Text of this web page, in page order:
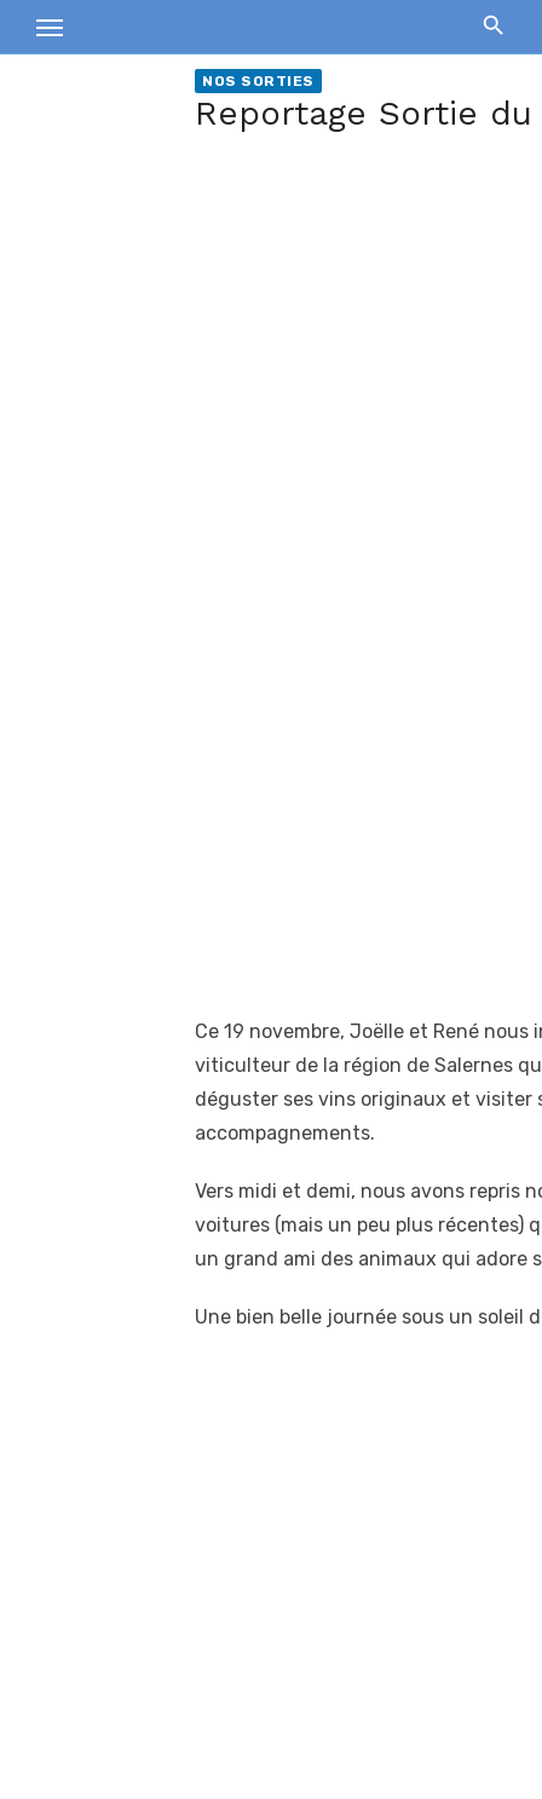
to
NOS SORTIES
Reportage Sortie
Ce 19 novembre, Joëlle et René
viticulteur de la région de Salernes
déguster ses vins originaux et visiter
accompagnements.
Vers midi et demi, nous avons repris
voitures (mais un peu plus récentes)
un grand ami des animaux qui adore
Une bien belle journée sous un soleil